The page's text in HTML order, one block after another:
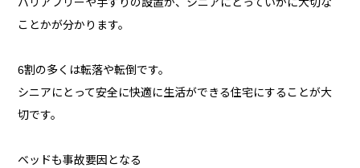
バリアフリーや手すりの設置が、シニアにとっていかに大切な
ことかが分かります。
6割の多くは転落や転倒です。
シニアにとって安全に快適に生活ができる住宅にすることが大
切です。
ベッドも事故要因となる